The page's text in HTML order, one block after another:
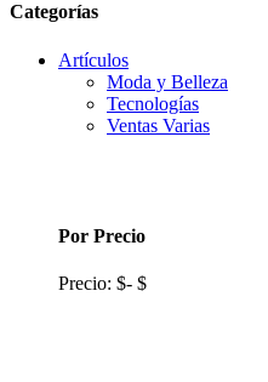
Categorías
Artículos
Moda y Belleza
Tecnologí­as
Ventas Varias
Por Precio
Precio: $- $